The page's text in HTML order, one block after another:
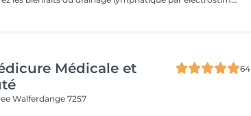
Médicale et
64
Walferdange 7257